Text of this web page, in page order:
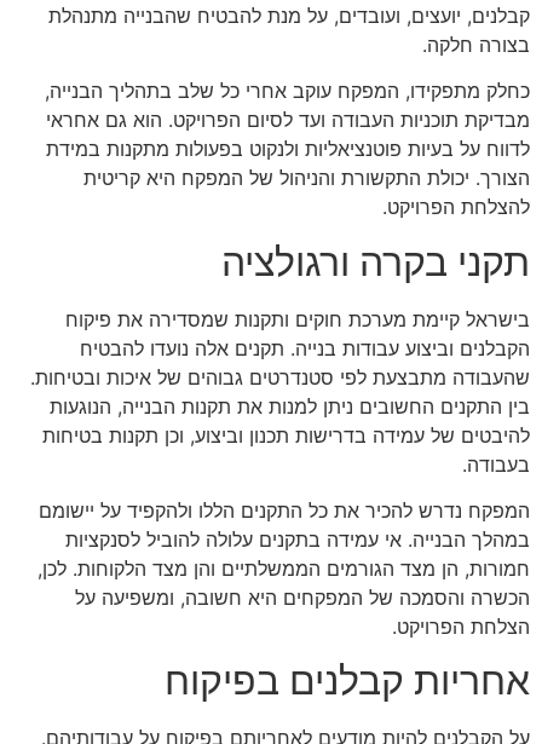
קבלנים, יועצים, ועובדים, על מנת להבטיח שהבנייה מתנהלת
בצורה חלקה.
כחלק מתפקידו, המפקח עוקב אחרי כל שלב בתהליך הבנייה,
מבדיקת תוכניות העבודה ועד לסיום הפרויקט. הוא גם אחראי
לדווח על בעיות פוטנציאליות ולנקוט בפעולות מתקנות במידת
הצורך. יכולת התקשורת והניהול של המפקח היא קריטית
להצלחת הפרויקט.
תקני בקרה ורגולציה
בישראל קיימת מערכת חוקים ותקנות שמסדירה את פיקוח
הקבלנים וביצוע עבודות בנייה. תקנים אלה נועדו להבטיח
שהעבודה מתבצעת לפי סטנדרטים גבוהים של איכות ובטיחות.
בין התקנים החשובים ניתן למנות את תקנות הבנייה, הנוגעות
להיבטים של עמידה בדרישות תכנון וביצוע, וכן תקנות בטיחות
בעבודה.
המפקח נדרש להכיר את כל התקנים הללו ולהקפיד על יישומם
במהלך הבנייה. אי עמידה בתקנים עלולה להוביל לסנקציות
חמורות, הן מצד הגורמים הממשלתיים והן מצד הלקוחות. לכן,
הכשרה והסמכה של המפקחים היא חשובה, ומשפיעה על
הצלחת הפרויקט.
אחריות קבלנים בפיקוח
על הקבלנים להיות מודעים לאחריותם בפיקוח על עבודותיהם.